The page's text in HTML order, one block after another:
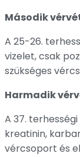
Második
A 25-26.
vizelet, csak
szükséges
Harmadik
A 37.
kreatinin,
vércsoport és